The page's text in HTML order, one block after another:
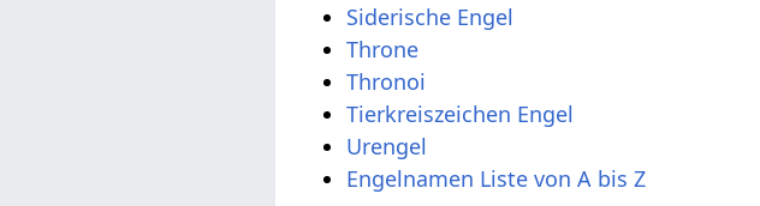
Siderische Engel
Throne
Thronoi
Tierkreiszeichen Engel
Urengel
Engelnamen Liste von A bis Z